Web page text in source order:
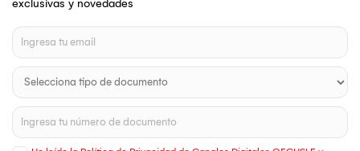
exclusivas y novedades